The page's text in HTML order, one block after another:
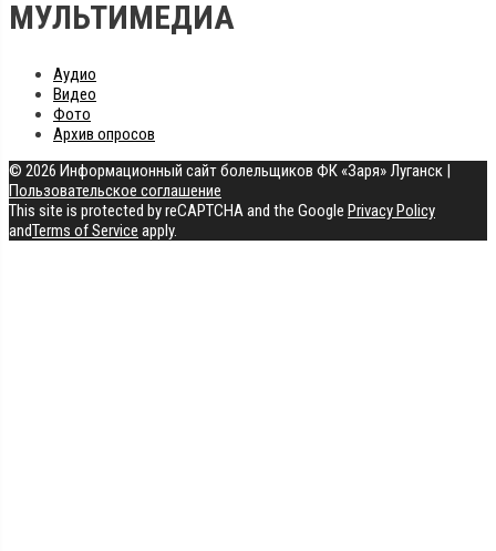
МУЛЬТИМЕДИА
Аудио
Видео
Фото
Архив опросов
© 2026 Информационный сайт болельщиков ФК «Заря» Луганск |
Пользовательское соглашение
This site is protected by reCAPTCHA and the Google Privacy Policy
andTerms of Service apply.